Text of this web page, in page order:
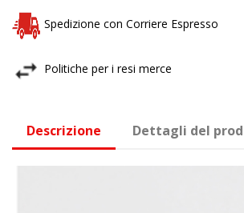
Spedizione con Corriere Espresso
Politiche per i resi merce
Descrizione Dettagli del